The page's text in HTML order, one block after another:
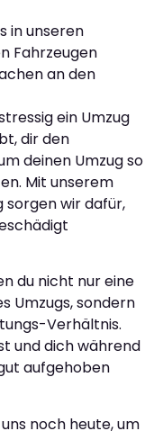
in unseren
Fahrzeugen
an den
ein Umzug
dir den
deinen Umzug so
Mit unserem
sorgen wir dafür,
du nicht nur eine
Umzugs, sondern
Verhältnis.
und dich während
aufgehoben
noch heute, um